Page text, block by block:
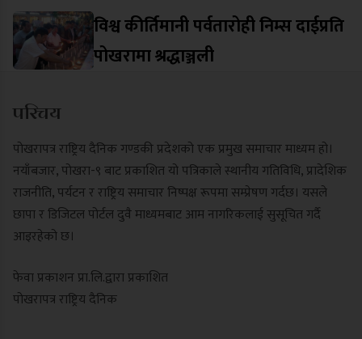
विश्व कीर्तिमानी पर्वतारोही निम्स दाईप्रति
पोखरामा श्रद्धाञ्जली
परिचय
पोखरापत्र राष्ट्रिय दैनिक गण्डकी प्रदेशको एक प्रमुख समाचार माध्यम हो।
नयाँबजार, पोखरा-९ बाट प्रकाशित यो पत्रिकाले स्थानीय गतिविधि, प्रादेशिक
राजनीति, पर्यटन र राष्ट्रिय समाचार निष्पक्ष रूपमा सम्प्रेषण गर्दछ। यसले
छापा र डिजिटल पोर्टल दुवै माध्यमबाट आम नागरिकलाई सुसूचित गर्दै
आइरहेको छ।
फेवा प्रकाशन प्रा.लि.द्वारा प्रकाशित
पोखरापत्र राष्ट्रिय दैनिक